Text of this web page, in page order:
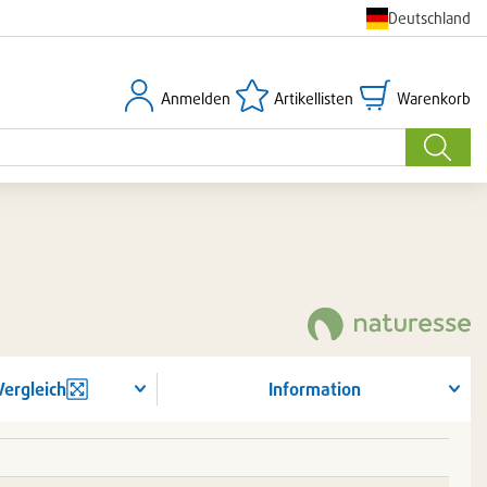
Deutschland
Suche
Anmelden
Anmelden Artikellisten
Artikellisten Warenkorb
Warenkorb
Information